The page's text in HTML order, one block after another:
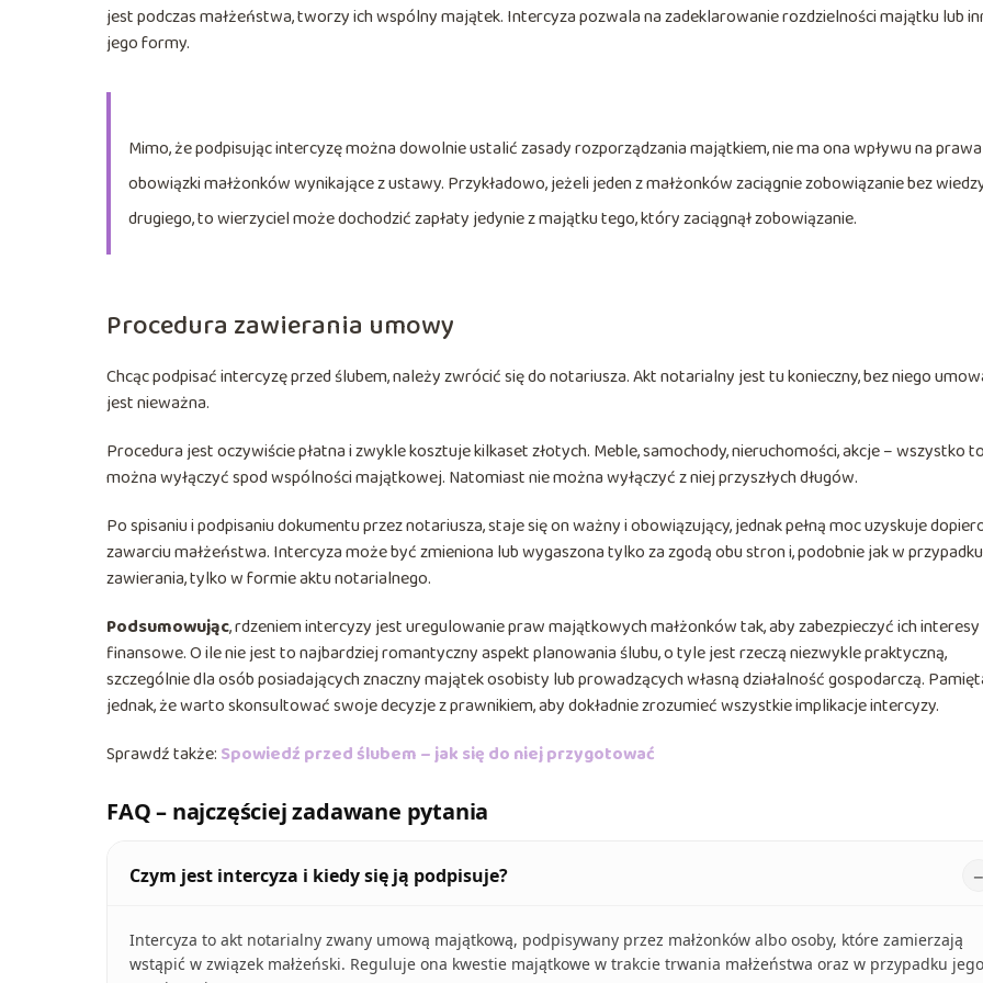
jest podczas małżeństwa, tworzy ich wspólny majątek. Intercyza pozwala na zadeklarowanie rozdzielności majątku lub
jego formy.
Mimo, że podpisując intercyzę można dowolnie ustalić zasady rozporządzania majątkiem, nie ma ona wpływu na
obowiązki małżonków wynikające z ustawy. Przykładowo, jeżeli jeden z małżonków zaciągnie zobowiązanie bez
drugiego, to wierzyciel może dochodzić zapłaty jedynie z majątku tego, który zaciągnął zobowiązanie.
Procedura zawierania umowy
Chcąc podpisać intercyzę przed ślubem, należy zwrócić się do notariusza. Akt notarialny jest tu konieczny, bez niego
jest nieważna.
Procedura jest oczywiście płatna i zwykle kosztuje kilkaset złotych. Meble, samochody, nieruchomości, akcje – wszystko to
można wyłączyć spod wspólności majątkowej. Natomiast nie można wyłączyć z niej przyszłych długów.
Po spisaniu i podpisaniu dokumentu przez notariusza, staje się on ważny i obowiązujący, jednak pełną moc uzyskuje
zawarciu małżeństwa. Intercyza może być zmieniona lub wygaszona tylko za zgodą obu stron i, podobnie jak w
zawierania, tylko w formie aktu notarialnego.
Podsumowując, rdzeniem intercyzy jest uregulowanie praw majątkowych małżonków tak, aby zabezpieczyć ich interesy
finansowe. O ile nie jest to najbardziej romantyczny aspekt planowania ślubu, o tyle jest rzeczą niezwykle praktyczną,
szczególnie dla osób posiadających znaczny majątek osobisty lub prowadzących własną działalność gospodarczą.
jednak, że warto skonsultować swoje decyzje z prawnikiem, aby dokładnie zrozumieć wszystkie implikacje intercyzy.
Sprawdź także: Spowiedź przed ślubem – jak się do niej przygotować
FAQ – najczęściej zadawane pytania
Czym jest intercyza i kiedy się ją podpisuje?
Intercyza to akt notarialny zwany umową majątkową, podpisywany przez małżonków albo osoby, które zamierzają
wstąpić w związek małżeński. Reguluje ona kwestie majątkowe w trakcie trwania małżeństwa oraz w przypadku jego